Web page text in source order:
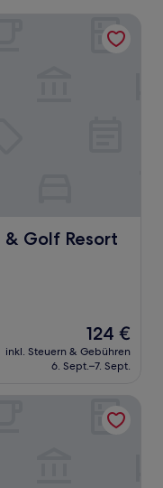
Golf Resort
Resort
Der
Preis
beträgt
124 €
inkl. Steuern & Gebühren
6. Sept.–7. Sept.